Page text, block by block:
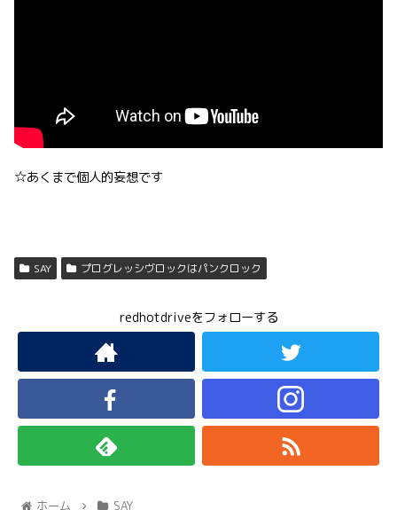
☆あくまで個人的妄想です
SAY プログレッシヴロックはパンクロック
redhotdriveをフォローする
ホーム SAY